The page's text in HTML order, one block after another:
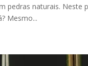
pedras naturais.
Mesmo...